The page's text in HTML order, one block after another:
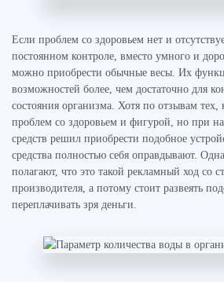
Если проблем со здоровьем нет и
постоянном контроле, вместо умного и
можно приобрести обычные весы. Их
возможностей более, чем достаточно для
состояния организма. Хотя по отзывам тех,
проблем со здоровьем и фигурой, но при
средств решил приобрести подобное
средства полностью себя оправдывают.
полагают, что это такой рекламный ход со
производителя, а потому стоит развеять
переплачивать зря деньги.